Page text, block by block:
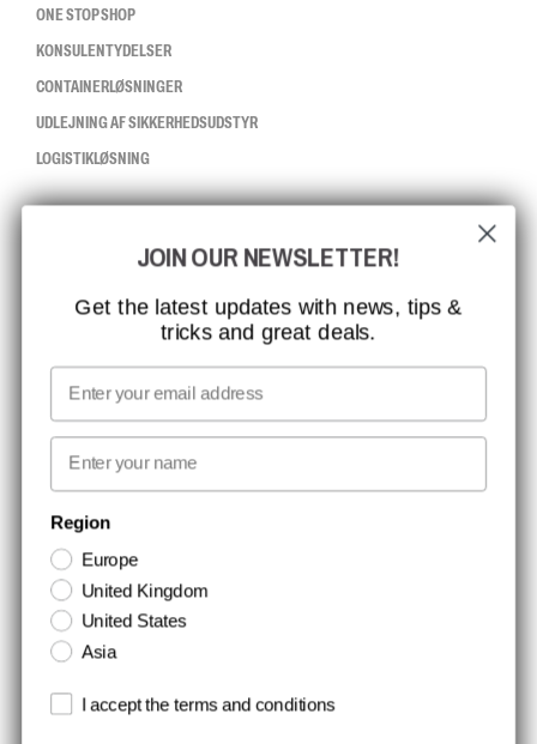
ONE STOP SHOP
KONSULENTYDELSER
CONTAINERLØSNINGER
UDLEJNING AF SIKKERHEDSUDSTYR
LOGISTIKLØSNING
ISO-CERTIFICERING
GLOBAL RÆKKEVIDDE
MISSION, VISION OG VÆRDIER
KONTAKT
MEDIA
NYHEDSBREV TILMELDING
Hold dig opdateret med gode tilbud og produktnyheder. Din e-mail
opbevares sikkert og du kan til enhver tid
JOIN OUR NEWSLETTER!
Get the latest updates with news, tips &
tricks and great deals.
Email
First name
Region
Europe
United Kingdom
United States
Asia
Terms and conditions
I accept the terms and conditions